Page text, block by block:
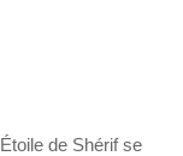
de Shérif se